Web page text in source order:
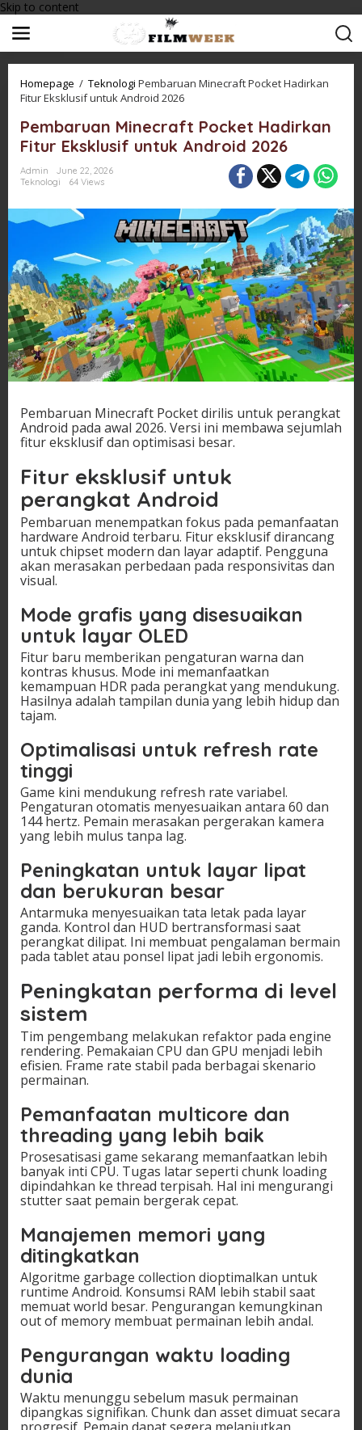
Skip to content
Homepage / Teknologi Pembaruan Minecraft Pocket Hadirkan
Fitur Eksklusif untuk Android 2026
Pembaruan Minecraft Pocket Hadirkan
Fitur Eksklusif untuk Android 2026
Admin
June 22, 2026
Teknologi
64 Views
Pembaruan Minecraft Pocket dirilis untuk perangkat
Android pada awal 2026. Versi ini membawa sejumlah
fitur eksklusif dan optimisasi besar.
Fitur eksklusif untuk
perangkat Android
Pembaruan menempatkan fokus pada pemanfaatan
hardware Android terbaru. Fitur eksklusif dirancang
untuk chipset modern dan layar adaptif. Pengguna
akan merasakan perbedaan pada responsivitas dan
visual.
Mode grafis yang disesuaikan
untuk layar OLED
Fitur baru memberikan pengaturan warna dan
kontras khusus. Mode ini memanfaatkan
kemampuan HDR pada perangkat yang mendukung.
Hasilnya adalah tampilan dunia yang lebih hidup dan
tajam.
Optimalisasi untuk refresh rate
tinggi
Game kini mendukung refresh rate variabel.
Pengaturan otomatis menyesuaikan antara 60 dan
144 hertz. Pemain merasakan pergerakan kamera
yang lebih mulus tanpa lag.
Peningkatan untuk layar lipat
dan berukuran besar
Antarmuka menyesuaikan tata letak pada layar
ganda. Kontrol dan HUD bertransformasi saat
perangkat dilipat. Ini membuat pengalaman bermain
pada tablet atau ponsel lipat jadi lebih ergonomis.
Peningkatan performa di level
sistem
Tim pengembang melakukan refaktor pada engine
rendering. Pemakaian CPU dan GPU menjadi lebih
efisien. Frame rate stabil pada berbagai skenario
permainan.
Pemanfaatan multicore dan
threading yang lebih baik
Prosesatisasi game sekarang memanfaatkan lebih
banyak inti CPU. Tugas latar seperti chunk loading
dipindahkan ke thread terpisah. Hal ini mengurangi
stutter saat pemain bergerak cepat.
Manajemen memori yang
ditingkatkan
Algoritme garbage collection dioptimalkan untuk
runtime Android. Konsumsi RAM lebih stabil saat
memuat world besar. Pengurangan kemungkinan
out of memory membuat permainan lebih andal.
Pengurangan waktu loading
dunia
Waktu menunggu sebelum masuk permainan
dipangkas signifikan. Chunk dan asset dimuat secara